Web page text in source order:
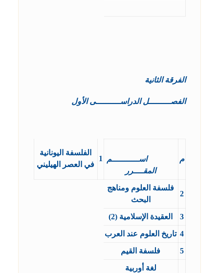
الفرقة الثانية
الفصـــــــــل الدراســــــــــى الأول
م
اســـــــــــم
المقــــرر
1
الفلسفة اليونانية
في العصر الهيليني
2
فلسفة العلوم ومناهج
البحث
3 العقيدة الإسلامية (2)
4 تاريخ العلوم عند العرب
5 فلسفة القيم
لغة أوربية